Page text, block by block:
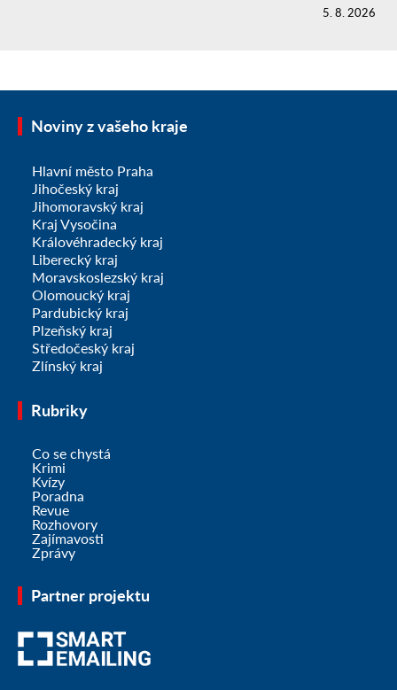
5. 8. 2026
Noviny z vašeho kraje
Hlavní město Praha
Jihočeský kraj
Jihomoravský kraj
Kraj Vysočina
Královéhradecký kraj
Liberecký kraj
Moravskoslezský kraj
Olomoucký kraj
Pardubický kraj
Plzeňský kraj
Středočeský kraj
Zlínský kraj
Rubriky
Co se chystá
Krimi
Kvízy
Poradna
Revue
Rozhovory
Zajímavosti
Zprávy
Partner projektu